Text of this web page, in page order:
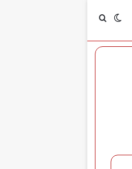
الوضع المظلم
بحث عن